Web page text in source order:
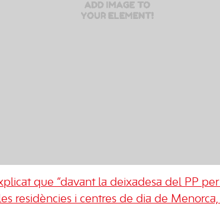
que “davant la deixadesa del PP
residències i centres de dia de